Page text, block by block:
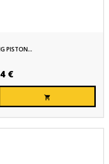
PISTON...
€
